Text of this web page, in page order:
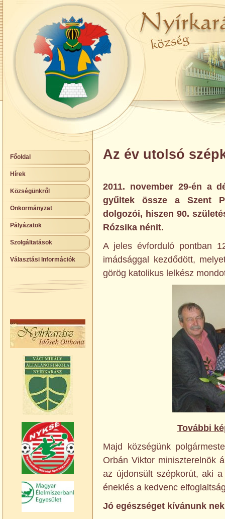
Főoldal
Hírek
Községünkről
Önkormányzat
Pályázatok
Szolgáltatások
Választási Információk
Az év utolsó
2011. november 29-én a
gyűltek össze a Szent
dolgozói, hiszen 90.
Rózsika nénit.
A jeles évforduló pontban
imádsággal kezdődött,
görög katolikus lelkész
További
Majd községünk
Orbán Viktor miniszterelnök
az újdonsült szépkorút, aki
éneklés a kedvenc
Jó egészséget kívánunk